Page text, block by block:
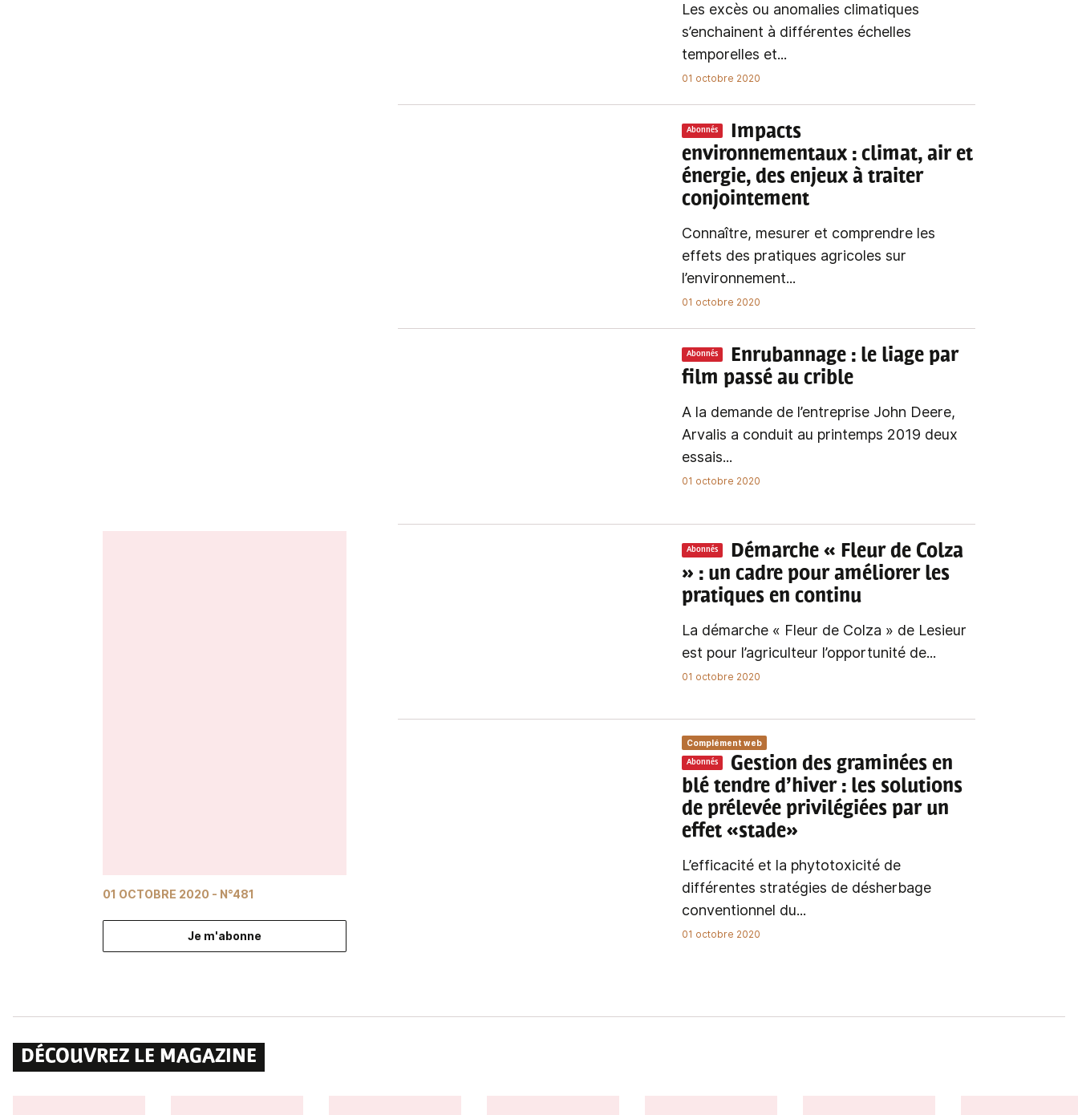
01 OCTOBRE 2020 - N°481
Je m'abonne
Les excès ou anomalies climatiques
s’enchainent à différentes échelles
temporelles et...
01 octobre 2020
Abonnés
Impacts
environnementaux : climat, air et
énergie, des enjeux à traiter
conjointement
Connaître, mesurer et comprendre les
effets des pratiques agricoles sur
l’environnement...
01 octobre 2020
Abonnés Enrubannage : le liage par
film passé au crible
A la demande de l’entreprise John Deere,
Arvalis a conduit au printemps 2019 deux
essais...
01 octobre 2020
Abonnés
Démarche « Fleur de Colza
» : un cadre pour améliorer les
pratiques en continu
La démarche « Fleur de Colza » de Lesieur
est pour l’agriculteur l’opportunité de...
01 octobre 2020
Complément web
Abonnés
Gestion des graminées en
blé tendre d’hiver : les solutions
de prélevée privilégiées par un
effet «stade»
L’efficacité et la phytotoxicité de
différentes stratégies de désherbage
conventionnel du...
01 octobre 2020
DÉCOUVREZ LE MAGAZINE